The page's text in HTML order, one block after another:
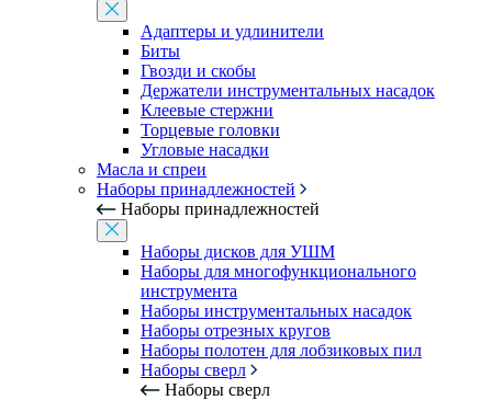
Адаптеры и удлинители
Биты
Гвозди и скобы
Держатели инструментальных насадок
Клеевые стержни
Торцевые головки
Угловые насадки
Масла и спреи
Наборы принадлежностей
Наборы принадлежностей
Наборы дисков для УШМ
Наборы для многофункционального
инструмента
Наборы инструментальных насадок
Наборы отрезных кругов
Наборы полотен для лобзиковых пил
Наборы сверл
Наборы сверл